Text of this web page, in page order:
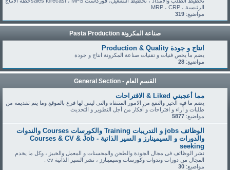
الرئيسية ، MRP ، CRP
مواضيع: 319
صناعة المكرونة Pasta Production
انتاج و جودة Production & Quality
يضم ما يخص فنيات و تقنيات صناعة المكرونة انتاج و جودة
مواضيع: 28
القسم العام - General Section
مما أعجبني Liked & الاقتراحات
يضم ما فيه الخير والنفع من الامور المنتقاه والتى ليس لها فرع بالموقع وما يتم تقديمه من
طلبات و أراء و اقتراحات و أفكار من أجل التطوير و التحديث
مواضيع: 5877
الوظائف jobs و التدريبات Training والكورسات Courses والندوات
والدورات و السيمينارز و السير الذاتية - Courses & CV & Job
seeking
نشر الوظائف فى مجال الجودة والطحن والمحسنات و المعمل والخبيز ، وكل ما يخدم
المجال من دورات وندوات وكورسات وسيمينارز ، نشر السير الذاتية cv .
مواضيع: 30